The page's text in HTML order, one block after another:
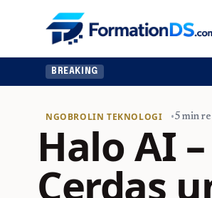
BREAKING
NGOBROLIN TEKNOLOGI •5 min
Halo AI
Cerdas